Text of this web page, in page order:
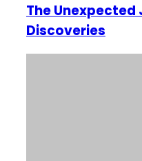
The
Discoveries